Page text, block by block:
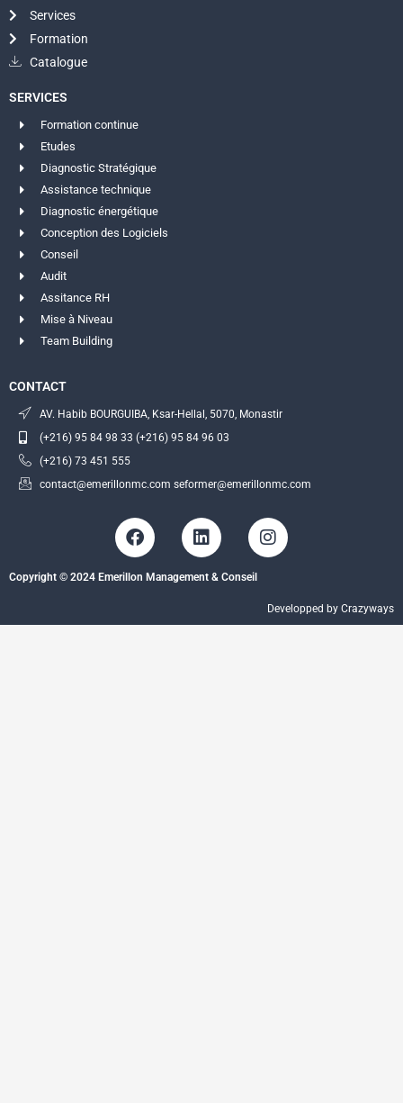
Services
Formation
Catalogue
SERVICES
Formation continue
Etudes
Diagnostic Stratégique
Assistance technique
Diagnostic énergétique
Conception des Logiciels
Conseil
Audit
Assitance RH
Mise à Niveau
Team Building
CONTACT
AV. Habib BOURGUIBA, Ksar-Hellal, 5070, Monastir
(+216) 95 84 98 33 (+216) 95 84 96 03
(+216) 73 451 555
contact@emerillonmc.com seformer@emerillonmc.com
F
a
e
o
L
i
k
d
I
n
a
g
Copyright © 2024 Emerillon Management & Conseil
Developped by Crazyways